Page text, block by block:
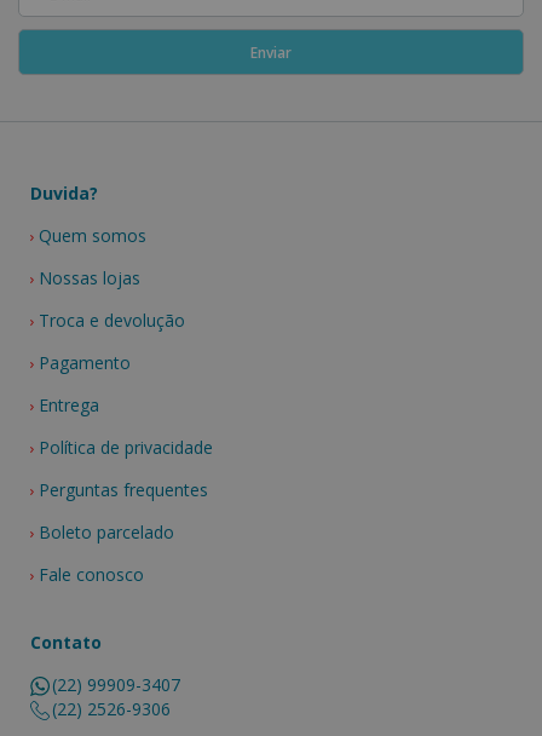
Duvida?
Quem somos
Nossas lojas
Troca e devolução
Pagamento
Entrega
Política de privacidade
Perguntas frequentes
Boleto parcelado
Fale conosco
Contato
(22) 99909-3407
(22) 2526-9306